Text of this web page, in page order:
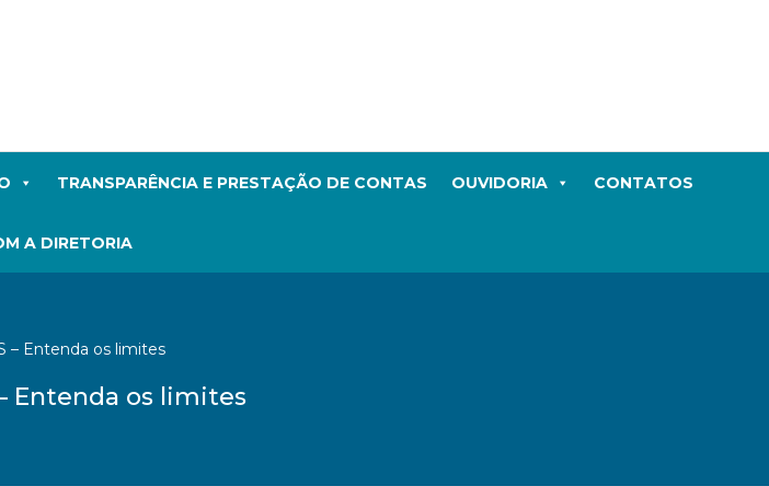
TRANSPARÊNCIA E PRESTAÇÃO DE CONTAS OUVIDORIA CONTATOS
A DIRETORIA
– Entenda os limites
– Entenda os limites